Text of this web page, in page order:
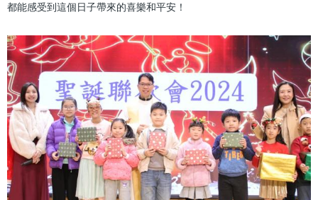
都能感受到這個日子帶來的喜樂和平安！